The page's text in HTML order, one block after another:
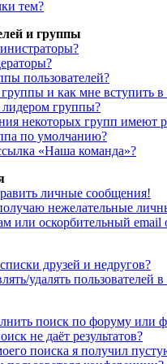
тем?
и группы
пользователей?
группы и как мне вступить
лидером группы?
некоторых групп имеют
по умолчанию?
«Наша команда»?
личные сообщения!
нежелательные
или оскорбительный email
друзей и недругов?
удалять пользователей
поиск по форуму или
не даёт результатов?
поиска я получил